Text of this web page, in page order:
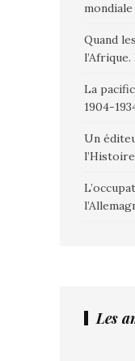
Quand
La
1904-
Un
Les